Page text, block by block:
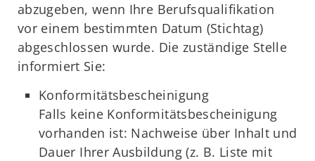
abzugeben, wenn Ihre Berufsqualifikation
vor einem bestimmten Datum (Stichtag)
abgeschlossen wurde. Die zuständige Stelle
informiert Sie:
Konformitätsbescheinigung
Falls keine Konformitätsbescheinigung
vorhanden ist: Nachweise über Inhalt und
Dauer Ihrer Ausbildung (z. B. Liste mit